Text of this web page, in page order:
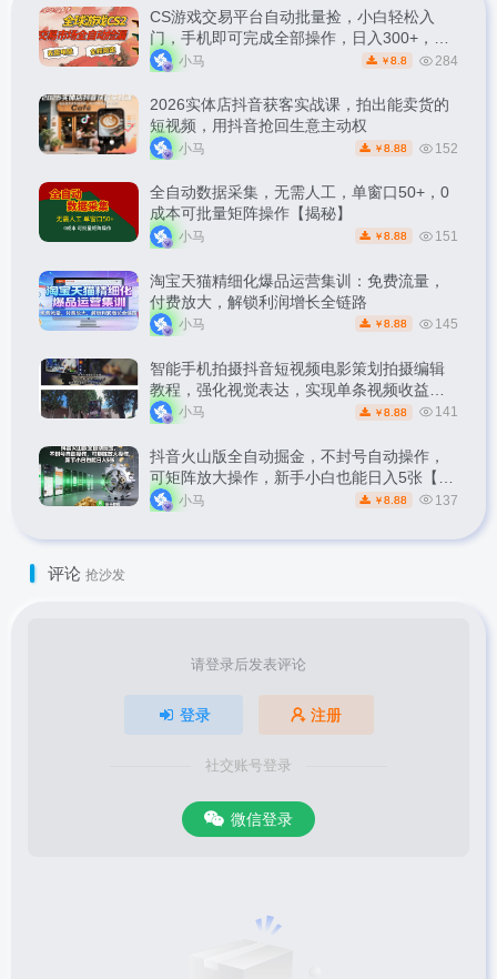
CS游戏交易平台自动批量捡，小白轻松入
门，手机即可完成全部操作，日入300+，轻
松副业【揭秘】
小马 ￥ 8.8 284
2026实体店抖音获客实战课，拍出能卖货的
短视频，用抖音抢回生意主动权
小马 ￥ 8.88 152
全自动数据采集，无需人工，单窗口50+，0
成本可批量矩阵操作【揭秘】
小马 ￥ 8.88 151
淘宝天猫精细化爆品运营集训：免费流量，
付费放大，解锁利润增长全链路
小马 ￥ 8.88 145
智能手机拍摄抖音短视频电影策划拍摄编辑
教程，强化视觉表达，实现单条视频收益破
1k
小马 ￥ 8.88 141
抖音火山版全自动掘金，不封号自动操作，
可矩阵放大操作，新手小白也能日入5张【揭
秘】小马 ￥ 8.88 137
评论 抢沙发
请登录后发表评论
登录 注册
社交账号登录
微信登录